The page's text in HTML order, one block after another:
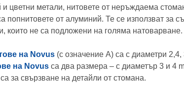
цветни метали, нитовете от неръждаема
попнитовете от алуминий. Те се използват за
които не са подложени на голяма
на Novus (с означение A) са с диаметри
на Novus са два размера – с диаметър 3 и 4
за свързване на детайли от стомана.